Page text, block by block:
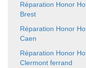
Réparation Honor
Brest
Réparation Honor
Caen
Réparation Honor
Clermont ferrand